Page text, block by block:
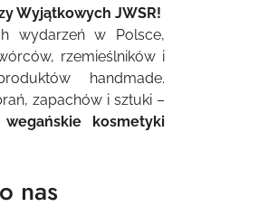
Wyjątkowych JWSR!
wydarzeń w Polsce,
rzemieślników i
handmade.
zapachów i sztuki –
wegańskie kosmetyki
nas